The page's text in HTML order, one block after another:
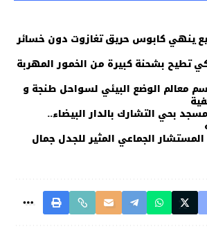
ينهي كابوس حريق تغازوت دون خسائر
تطيح بشحنة كبيرة من الخمور المهربة
معالم الوضع البيئي لسواحل طنجة و
بحي التشارك بالدار البيضاء..
الجماعي المثير للجدل جمال